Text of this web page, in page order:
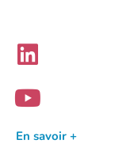
En savoir +